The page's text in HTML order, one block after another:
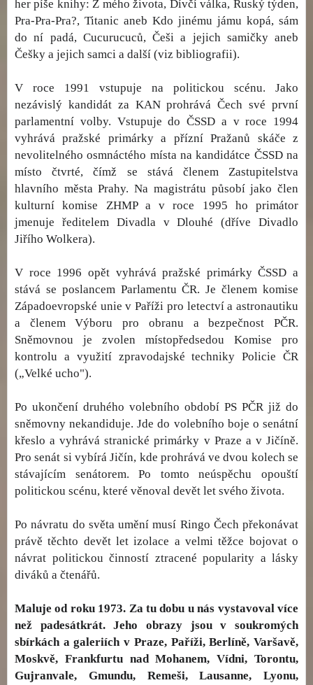
her píše knihy: Z mého života, Dívčí válka, Ruský týden,
Pra-Pra-Pra?, Titanic aneb Kdo jinému jámu kopá, sám
do ní padá, Cucurucuců, Češi a jejich samičky aneb
Češky a jejich samci a další (viz bibliografii).
V roce 1991 vstupuje na politickou scénu. Jako
nezávislý kandidát za KAN prohrává Čech své první
parlamentní volby. Vstupuje do ČSSD a v roce 1994
vyhrává pražské primárky a přízní Pražanů skáče z
nevolitelného osmnáctého místa na kandidátce ČSSD na
místo čtvrté, čímž se stává členem Zastupitelstva
hlavního města Prahy. Na magistrátu působí jako člen
kulturní komise ZHMP a v roce 1995 ho primátor
jmenuje ředitelem Divadla v Dlouhé (dříve Divadlo
Jiřího Wolkera).
V roce 1996 opět vyhrává pražské primárky ČSSD a
stává se poslancem Parlamentu ČR. Je členem komise
Západoevropské unie v Paříži pro letectví a astronautiku
a členem Výboru pro obranu a bezpečnost PČR.
Sněmovnou je zvolen místopředsedou Komise pro
kontrolu a využití zpravodajské techniky Policie ČR
(„Velké ucho").
Po ukončení druhého volebního období PS PČR již do
sněmovny nekandiduje. Jde do volebního boje o senátní
křeslo a vyhrává stranické primárky v Praze a v Jičíně.
Pro senát si vybírá Jičín, kde prohrává ve dvou kolech se
stávajícím senátorem. Po tomto neúspěchu opouští
politickou scénu, které věnoval devět let svého života.
Po návratu do světa umění musí Ringo Čech překonávat
právě těchto devět let izolace a velmi těžce bojovat o
návrat politickou činností ztracené popularity a lásky
diváků a čtenářů.
Maluje od roku 1973. Za tu dobu u nás vystavoval více
než padesátkrát. Jeho obrazy jsou v soukromých
sbírkách a galeriích v Praze, Paříži, Berlíně, Varšavě,
Moskvě, Frankfurtu nad Mohanem, Vídni, Torontu,
Gujranvale, Gmundu, Remeši, Lausanne, Lyonu,